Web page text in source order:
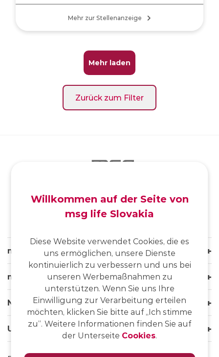
Mehr zur Stellenanzeige
Mehr laden
Zurück zum Filter
msg life Slovakia
msg life Group
Nützliche Links
Unsere Websites
Willkommen auf der Seite von
msg life Slovakia
Diese Website verwendet Cookies, die es
uns ermöglichen, unsere Dienste
kontinuierlich zu verbessern und uns bei
unseren Werbemaßnahmen zu
unterstützen. Wenn Sie uns Ihre
Einwilligung zur Verarbeitung erteilen
möchten, klicken Sie bitte auf „Ich stimme
zu“. Weitere Informationen finden Sie auf
der Unterseite Cookies.